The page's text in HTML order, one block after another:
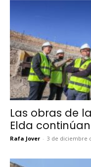
Las obras de
Elda continúan
Rafa Jover - 3 de diciembre